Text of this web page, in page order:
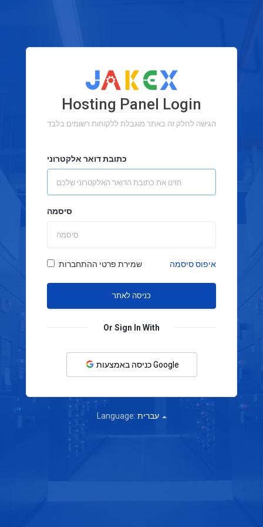
Hosting Panel Login
הגישה לחלק זה באתר מוגבלת ללקוחות רשומים בלבד
כתובת דואר אלקטרוני
סיסמה
שמירת פרטי ההתחברות איפוס סיסמה
Or Sign In With
כניסה באמצעות Google
Language: עברית